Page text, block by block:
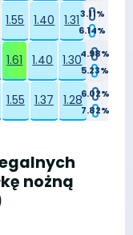
1.55 1.40 1.313.11%
6.14%
1.61 1.40 1.304.98%
5.23%
1.55 1.37 1.286.02%
7.82%
nożną